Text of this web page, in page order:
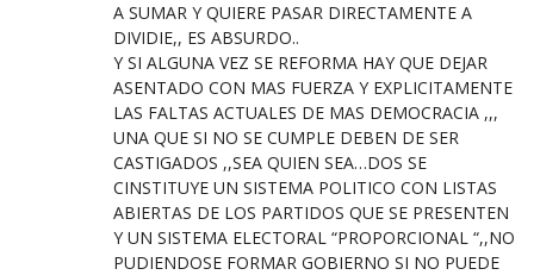
A SUMAR Y QUIERE PASAR DIRECTAMENTE A
DIVIDIE,, ES ABSURDO..
Y SI ALGUNA VEZ SE REFORMA HAY QUE DEJAR
ASENTADO CON MAS FUERZA Y EXPLICITAMENTE
LAS FALTAS ACTUALES DE MAS DEMOCRACIA ,,,
UNA QUE SI NO SE CUMPLE DEBEN DE SER
CASTIGADOS ,,SEA QUIEN SEA…DOS SE
CINSTITUYE UN SISTEMA POLITICO CON LISTAS
ABIERTAS DE LOS PARTIDOS QUE SE PRESENTEN
Y UN SISTEMA ELECTORAL “PROPORCIONAL “,,NO
PUDIENDOSE FORMAR GOBIERNO SI NO PUEDE